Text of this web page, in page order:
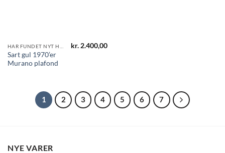
Sart gul 1970’er
Murano plafond
kr.2.400,00
1 2 3 4 5 6 7
NYE VARER